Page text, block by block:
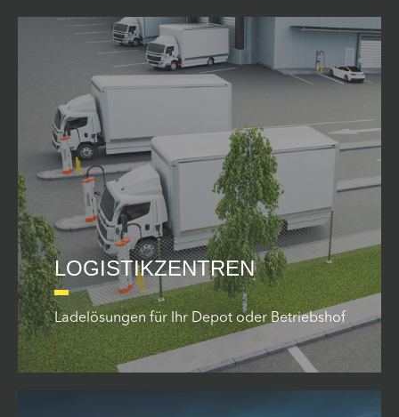
LOGISTIKZENTREN
Ladelösungen für Ihr Depot oder Betriebshof